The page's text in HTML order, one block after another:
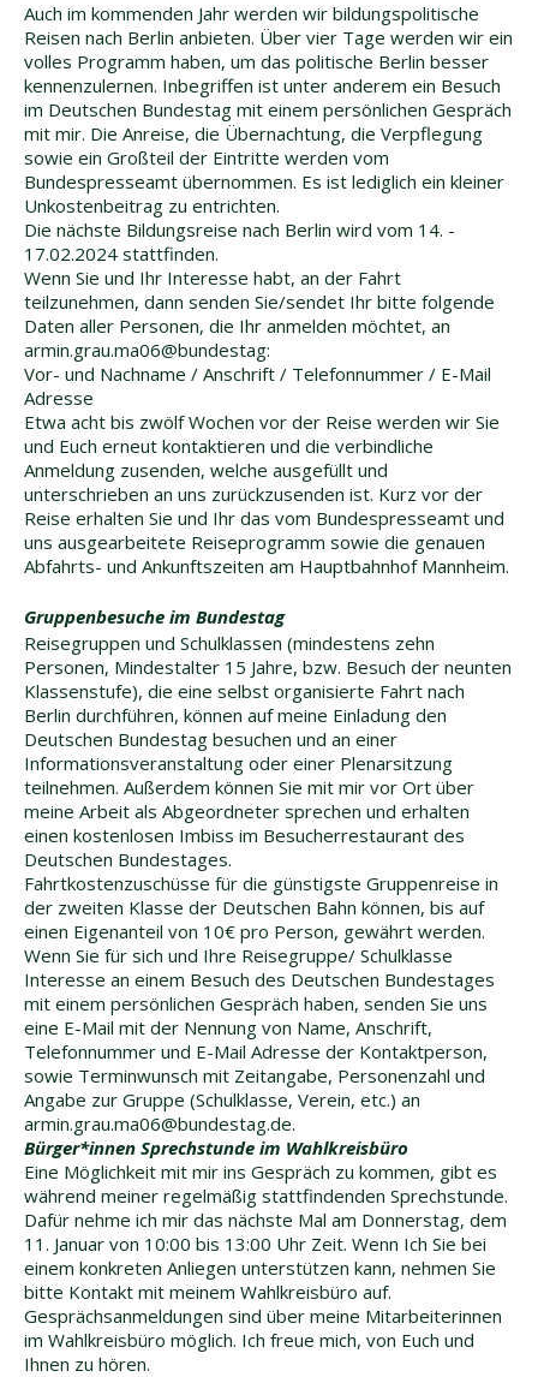
Auch im kommenden Jahr werden wir bildungspolitische
Reisen nach Berlin anbieten. Über vier Tage werden wir ein
volles Programm haben, um das politische Berlin besser
kennenzulernen. Inbegriffen ist unter anderem ein Besuch
im Deutschen Bundestag mit einem persönlichen Gespräch
mit mir. Die Anreise, die Übernachtung, die Verpflegung
sowie ein Großteil der Eintritte werden vom
Bundespresseamt übernommen. Es ist lediglich ein kleiner
Unkostenbeitrag zu entrichten.
Die nächste Bildungsreise nach Berlin wird vom 14. -
17.02.2024 stattfinden.
Wenn Sie und Ihr Interesse habt, an der Fahrt
teilzunehmen, dann senden Sie/sendet Ihr bitte folgende
Daten aller Personen, die Ihr anmelden möchtet, an
armin.grau.ma06@bundestag:
Vor- und Nachname / Anschrift / Telefonnummer / E-Mail
Adresse
Etwa acht bis zwölf Wochen vor der Reise werden wir Sie
und Euch erneut kontaktieren und die verbindliche
Anmeldung zusenden, welche ausgefüllt und
unterschrieben an uns zurückzusenden ist. Kurz vor der
Reise erhalten Sie und Ihr das vom Bundespresseamt und
uns ausgearbeitete Reiseprogramm sowie die genauen
Abfahrts- und Ankunftszeiten am Hauptbahnhof Mannheim.
Gruppenbesuche im Bundestag
Reisegruppen und Schulklassen (mindestens zehn
Personen, Mindestalter 15 Jahre, bzw. Besuch der neunten
Klassenstufe), die eine selbst organisierte Fahrt nach
Berlin durchführen, können auf meine Einladung den
Deutschen Bundestag besuchen und an einer
Informationsveranstaltung oder einer Plenarsitzung
teilnehmen. Außerdem können Sie mit mir vor Ort über
meine Arbeit als Abgeordneter sprechen und erhalten
einen kostenlosen Imbiss im Besucherrestaurant des
Deutschen Bundestages.
Fahrtkostenzuschüsse für die günstigste Gruppenreise in
der zweiten Klasse der Deutschen Bahn können, bis auf
einen Eigenanteil von 10€ pro Person, gewährt werden.
Wenn Sie für sich und Ihre Reisegruppe/ Schulklasse
Interesse an einem Besuch des Deutschen Bundestages
mit einem persönlichen Gespräch haben, senden Sie uns
eine E-Mail mit der Nennung von Name, Anschrift,
Telefonnummer und E-Mail Adresse der Kontaktperson,
sowie Terminwunsch mit Zeitangabe, Personenzahl und
Angabe zur Gruppe (Schulklasse, Verein, etc.) an
armin.grau.ma06@bundestag.de.
Bürger*innen Sprechstunde im Wahlkreisbüro
Eine Möglichkeit mit mir ins Gespräch zu kommen, gibt es
während meiner regelmäßig stattfindenden Sprechstunde.
Dafür nehme ich mir das nächste Mal am Donnerstag, dem
11. Januar von 10:00 bis 13:00 Uhr Zeit. Wenn Ich Sie bei
einem konkreten Anliegen unterstützen kann, nehmen Sie
bitte Kontakt mit meinem Wahlkreisbüro auf.
Gesprächsanmeldungen sind über meine Mitarbeiterinnen
im Wahlkreisbüro möglich. Ich freue mich, von Euch und
Ihnen zu hören.